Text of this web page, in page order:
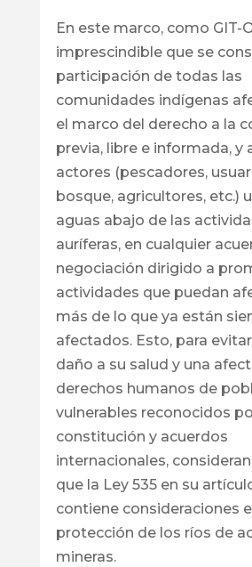
En este marco, como GIT-
imprescindible que se
participación de todas las
comunidades indígenas
el marco del derecho a la
previa, libre e informada, y
actores (pescadores,
bosque, agricultores, etc.)
aguas abajo de las
auríferas, en cualquier
negociación dirigido a
actividades que puedan
más de lo que ya están
afectados. Esto, para
daño a su salud y una
derechos humanos de
vulnerables reconocidos
constitución y acuerdos
internacionales,
que la Ley 535 en su
contiene consideraciones
protección de los ríos de
mineras.